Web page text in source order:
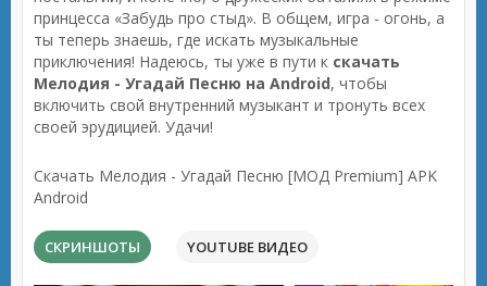
принцесса «Забудь про стыд». В общем, игра - огонь, а
ты теперь знаешь, где искать музыкальные
приключения! Надеюсь, ты уже в пути к скачать
Мелодия - Угадай Песню на Android, чтобы
включить свой внутренний музыкант и тронуть всех
своей эрудицией. Удачи!
Скачать Мелодия - Угадай Песню [МОД Premium] APK
Android
СКРИНШОТЫ YOUTUBE ВИДЕО